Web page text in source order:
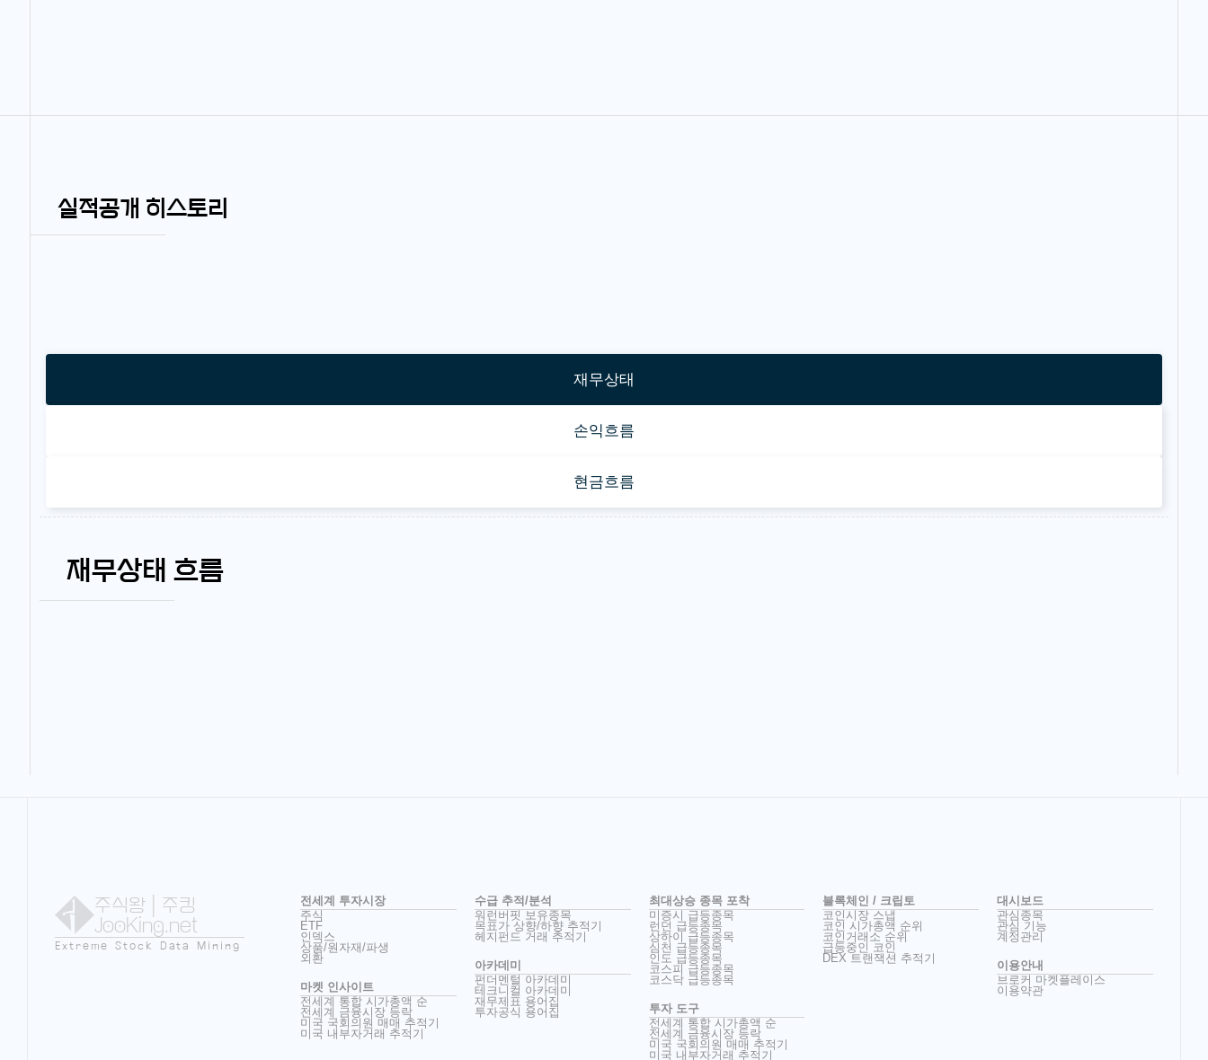
실적공개 히스토리
재무상태
손익흐름
현금흐름
재무상태 흐름
주식왕 | 주킹
JooKing.net
Extreme Stock Data Mining
전세계 투자시장
주식
ETF
인덱스
상품/원자재/파생
외환
마켓 인사이트
전세계 통합 시가총액 순
전세계 금융시장 등락
미국 국회의원 매매 추적기
미국 내부자거래 추적기
수급 추적/분석
워런버핏 보유종목
목표가 상향/하향 추적기
헤지펀드 거래 추적기
아카데미
펀더멘털 아카데미
테크니컬 아카데미
재무제표 용어집
투자공식 용어집
최대상승 종목 포착
미증시 급등종목
런던 급등종목
상하이 급등종목
심천 급등종목
인도 급등종목
코스피 급등종목
코스닥 급등종목
투자 도구
전세계 통합 시가총액 순
전세계 금융시장 등락
미국 국회의원 매매 추적기
미국 내부자거래 추적기
블록체인 / 크립토
코인시장 스냅
코인 시가총액 순위
코인거래소 순위
급등중인 코인
DEX 트랜잭션 추적기
대시보드
관심종목
관심 기능
계정관리
이용안내
브로커 마켓플레이스
이용약관